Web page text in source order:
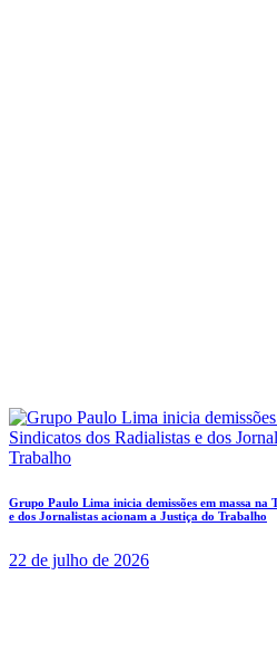
Grupo Paulo Lima inicia demissões em massa
e dos Jornalistas acionam a Justiça do Trabalho
22 de julho de 2026